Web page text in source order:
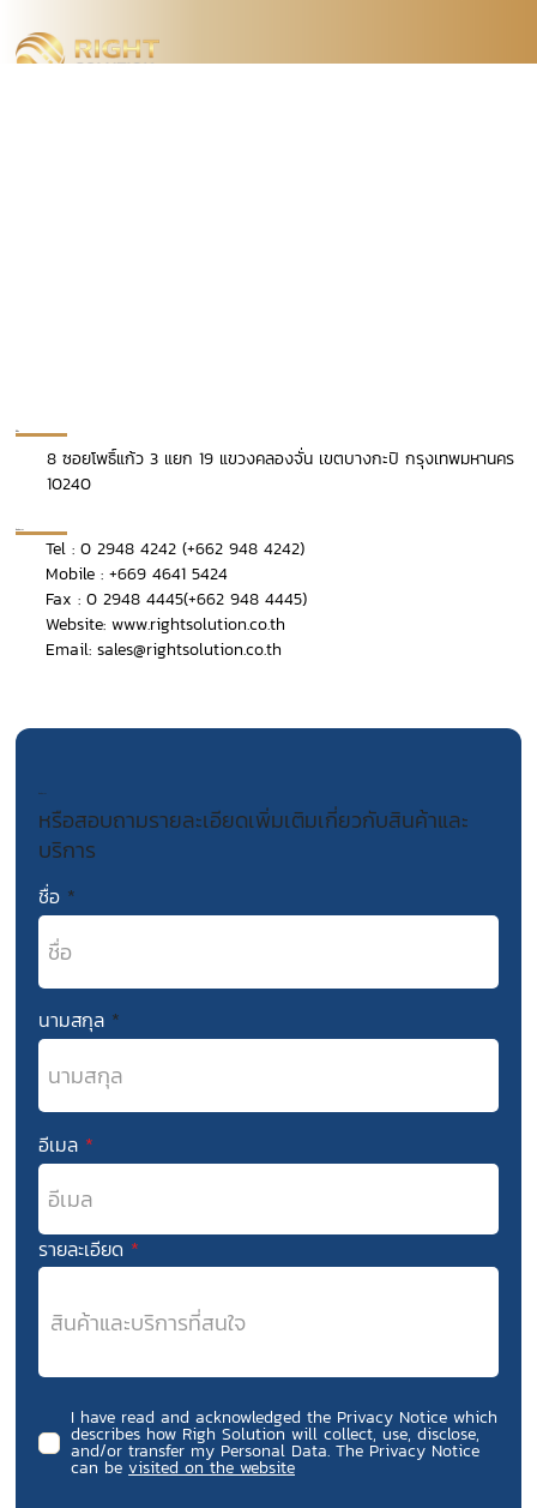
8 ซอยโพธิ์แก้ว 3 แยก 19 แขวงคลองจั่น เขตบางกะปิ กรุงเทพมหานคร
10240
Tel :0 2948 4242 (+662 948 4242)
Mobile : +669 4641 5424
Fax : 0 2948 4445(+662 948 4445)
Website: www.rightsolution.co.th
Email:sales@rightsolution.co.th
ที่ตั้ง
ติดต่อเรา
ติดต่อเรา
หรือสอบถามรายละเอียดเพิ่มเติมเกี่ยวกับสินค้าและ
บริการ
ชื่อ
นามสกุล
อีเมล
รายละเอียด
I have read and acknowledged the Privacy Notice which
describes how Righ Solution will collect, use, disclose,
and/or transfer my Personal Data. The Privacy Notice
can be visited on the website